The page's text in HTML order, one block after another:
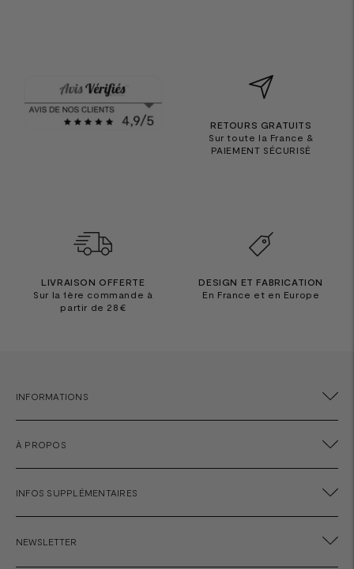
RETOURS GRATUITS
Sur toute la France &
PAIEMENT SÉCURISÉ
LIVRAISON OFFERTE
Sur la 1ère commande à
partir de 28€
DESIGN ET FABRICATION
En France et en Europe
INFORMATIONS
À PROPOS
INFOS SUPPLÉMENTAIRES
NEWSLETTER